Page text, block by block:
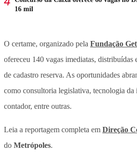
16 mil
O certame, organizado pela Fundação
ofereceu 140 vagas imediatas, distribuídas
de cadastro reserva. As oportunidades
como consultoria legislativa, tecnologia da
contador, entre outras.
Leia a reportagem completa em Direção
do Metrópoles.